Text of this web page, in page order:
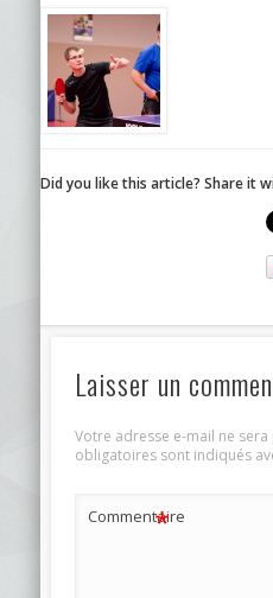
Did you like this article? Share it
Laisser un
Votre adresse e-mail ne
obligatoires sont indiqués
Commentaire
*